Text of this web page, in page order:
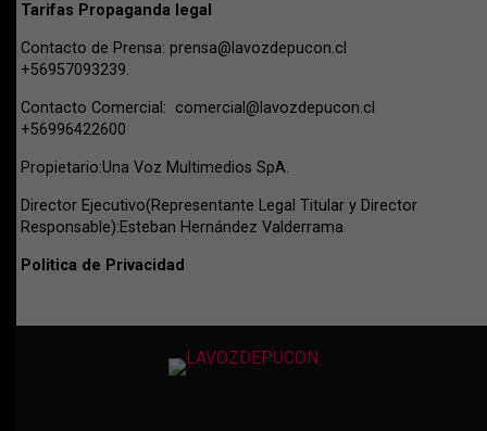
Tarifas Propaganda legal
Contacto de Prensa: prensa@lavozdepucon.cl
+56957093239.
Contacto Comercial: comercial@lavozdepucon.cl
+56996422600
Propietario:Una Voz Multimedios SpA.
Director Ejecutivo(Representante Legal Titular y Director
Responsable):Esteban Hernández Valderrama
Politica de Privacidad